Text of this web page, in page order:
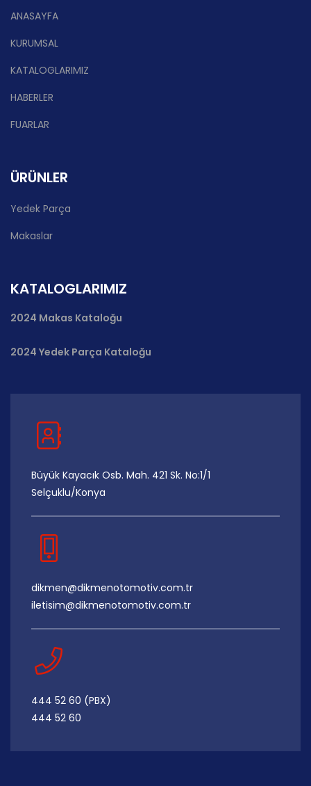
ANASAYFA
KURUMSAL
KATALOGLARIMIZ
HABERLER
FUARLAR
ÜRÜNLER
Yedek Parça
Makaslar
KATALOGLARIMIZ
2024 Makas Kataloğu
2024 Yedek Parça Kataloğu
Büyük Kayacık Osb. Mah. 421 Sk. No:1/1
Selçuklu/Konya
dikmen@dikmenotomotiv.com.tr
iletisim@dikmenotomotiv.com.tr
444 52 60 (PBX)
444 52 60